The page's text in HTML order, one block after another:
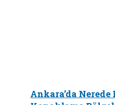
Ankara’da Nerede